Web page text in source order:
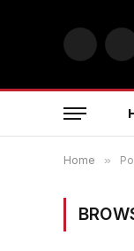
Home »